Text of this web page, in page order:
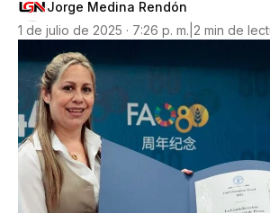
Jorge Medina Rendón
1 de julio de 2025 · 7:26 p. m. 2 min de